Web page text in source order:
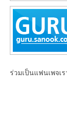
ร่วมเป็นแฟนเพจเ